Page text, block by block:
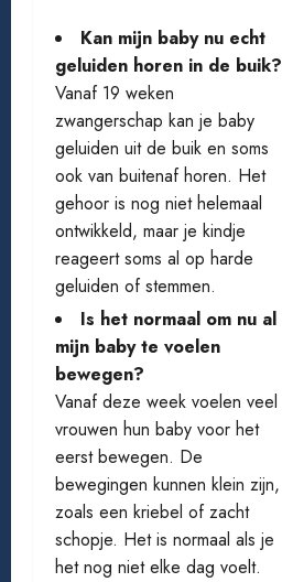
Kan mijn baby nu echt
geluiden horen in de buik?
Vanaf 19 weken
zwangerschap kan je baby
geluiden uit de buik en soms
ook van buitenaf horen. Het
gehoor is nog niet helemaal
ontwikkeld, maar je kindje
reageert soms al op harde
geluiden of stemmen.
Is het normaal om nu al
mijn baby te voelen
bewegen?
Vanaf deze week voelen veel
vrouwen hun baby voor het
eerst bewegen. De
bewegingen kunnen klein zijn,
zoals een kriebel of zacht
schopje. Het is normaal als je
het nog niet elke dag voelt.